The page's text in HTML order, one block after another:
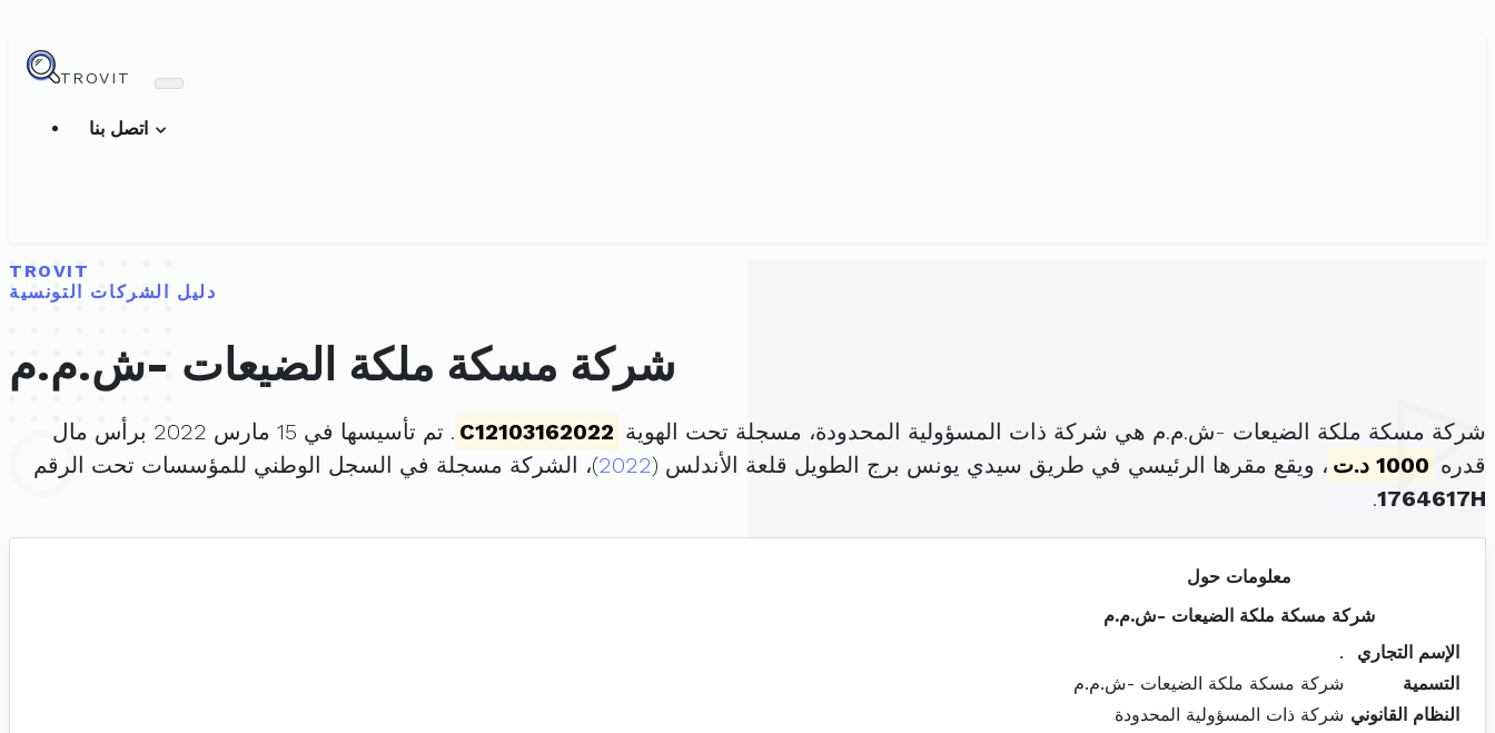
TROVIT
TROVIT
دليل الشركات التونسية
شركة مسكة ملكة الضيعات -ش.م.م
شركة مسكة ملكة الضيعات -ش.م.م هي شركة ذات المسؤولية المحدودة، مسجلة تحت الهوية C12103162022
. تم تأسيسها في 15 مارس 2022 برأس مال
قدره 1000 د.ت ، ويقع مقرها الرئيسي في طريق سيدي يونس برج الطويل قلعة الأندلس (2022)، الشركة مسجلة في السجل الوطني للمؤسسات تحت الرقم
1764617H
.
معلومات حول
شركة مسكة ملكة الضيعات -ش.م.م
الإسم التجاري
.
التسمية
شركة مسكة ملكة الضيعات -ش.م.م
النظام القانوني شركة ذات المسؤولية المحدودة